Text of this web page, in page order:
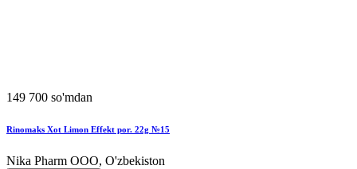
149 700 so'mdan
Rinomaks Xot Limon Effekt por. 22g №15
Nika Pharm ООО, O'zbekiston